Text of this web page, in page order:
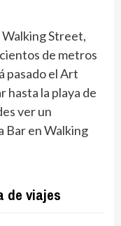
Street,
de metros
pasado el Art
hasta la playa de
ver un
Bar en Walking
de viajes